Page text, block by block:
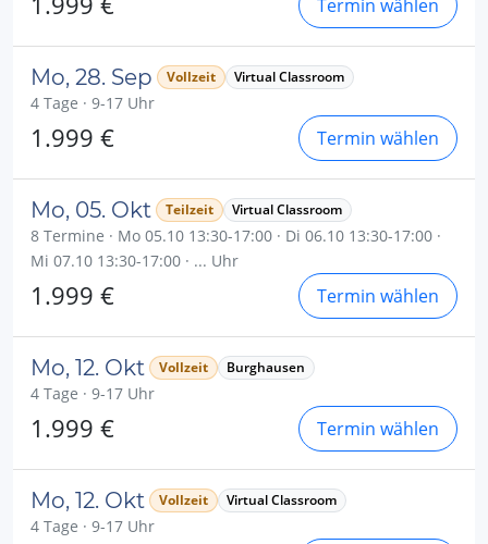
Termin wählen
Mo, 28. Sep Vollzeit Virtual Classroom
4 Tage · 9-17 Uhr
1.999 € Termin wählen
Mo, 05. Okt Teilzeit Virtual Classroom
8 Termine · Mo 05.10 13:30-17:00 · Di 06.10 13:30-17:00 ·
Mi 07.10 13:30-17:00 · ... Uhr
1.999 € Termin wählen
Mo, 12. Okt Vollzeit Burghausen
4 Tage · 9-17 Uhr
1.999 € Termin wählen
Mo, 12. Okt Vollzeit Virtual Classroom
4 Tage · 9-17 Uhr